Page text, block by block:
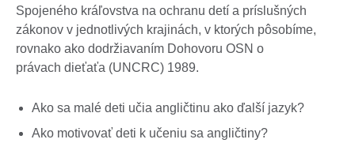
Spojeného kráľovstva na ochranu detí a príslušných
zákonov v jednotlivých krajinách, v ktorých pôsobíme,
rovnako ako dodržiavaním Dohovoru OSN o
právach dieťaťa (UNCRC) 1989.
Ako sa malé deti učia angličtinu ako ďalší jazyk?
Ako motivovať deti k učeniu sa angličtiny?